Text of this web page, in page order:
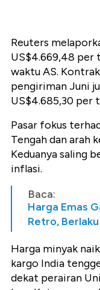
Reuters
US$4.669,48 per
waktu AS.
pengiriman Juni
US$4.685,30 per
Pasar fokus
Tengah dan arah
Keduanya saling
inflasi.
Baca:
Harga Emas
Retro,
Harga minyak
kargo India
dekat perairan